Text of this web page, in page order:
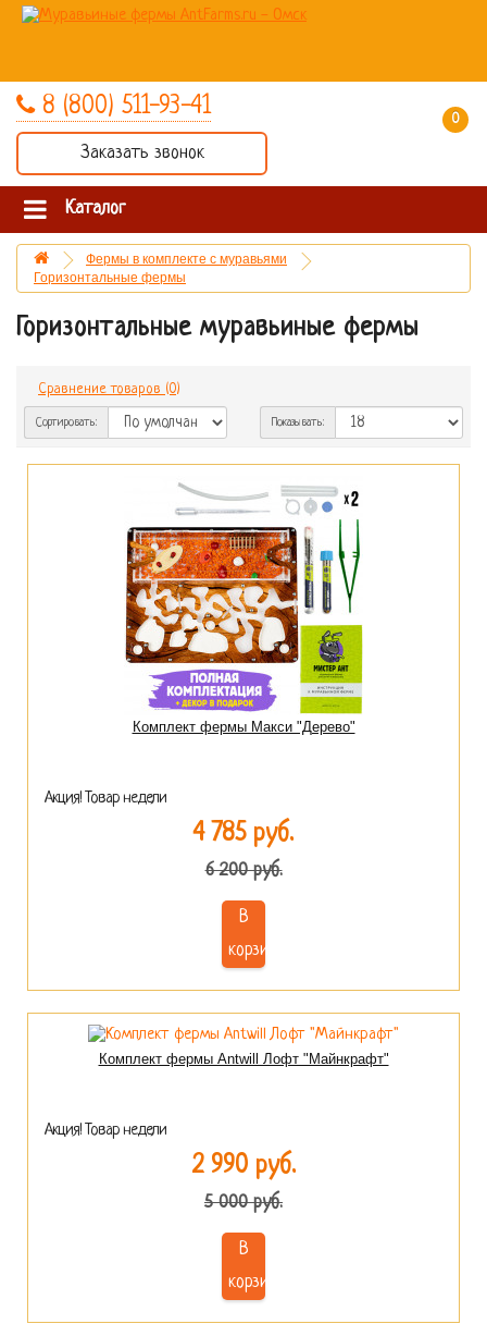
8 (800) 511-93-41
Заказать звонок
0 товар(ов) - 0 руб.
Каталог
Фермы в комплекте с муравьями
Горизонтальные фермы
Горизонтальные муравьиные фермы
Сравнение товаров (0)
Сортировать: Показывать:
Комплект фермы Макси "Дерево"
Акция! Товар недели
4 785 руб.
6 200 руб.
В
корзину
Комплект фермы Antwill Лофт "Майнкрафт"
Акция! Товар недели
2 990 руб.
5 000 руб.
В
корзину